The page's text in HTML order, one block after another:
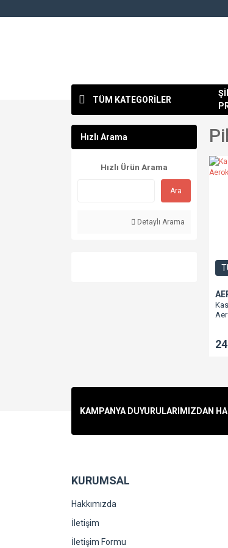
TÜM KATEGORİLER
Hızlı Arama
Hızlı Ürün Arama
Ara
Detaylı Arama
KAMPANYA DUYURULARIMIZDAN
KURUMSAL
Hakkımızda
İletişim
İletişim Formu